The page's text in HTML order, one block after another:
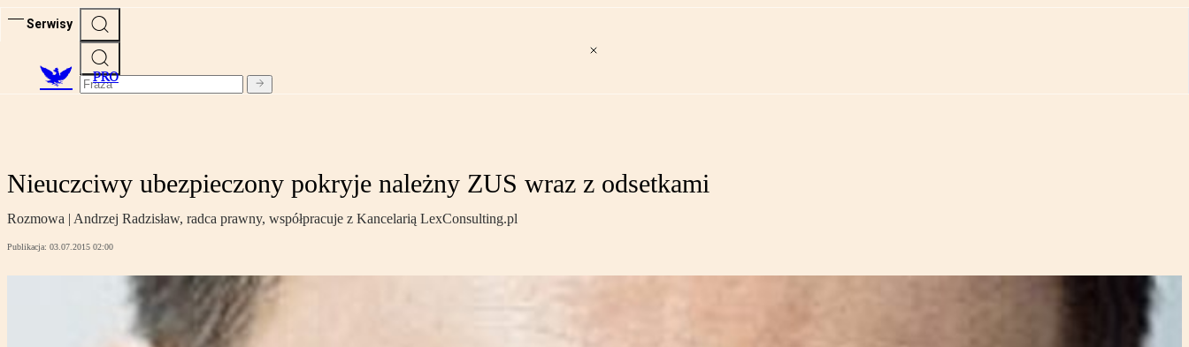
Serwisy
PRO
Nieuczciwy ubezpieczony pokryje należny ZUS wraz z odsetkami
Rozmowa | Andrzej Radzisław, radca prawny, współpracuje z Kancelarią LexConsulting.pl
Publikacja: 03.07.2015 02:00